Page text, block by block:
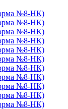
№8-НК)
№8-НК)
№8-НК)
№8-НК)
№8-НК)
№8-НК)
№8-НК)
№8-НК)
№8-НК)
№8-НК)
№8-НК)